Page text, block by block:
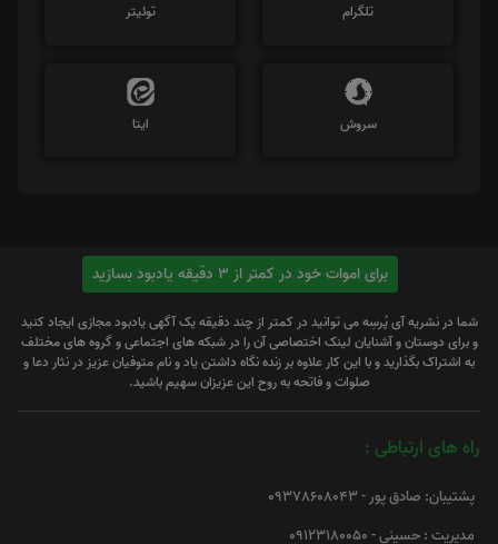
تلگرام توئیتر
سروش ایتا
برای اموات خود در کمتر از 3 دقیقه یادبود بسازید
شما در نشریه آی پُرسِه می توانید در کمتر از چند دقیقه یک آگهی یادبود مجازی ایجاد کنید
و برای دوستان و آشنایان لینک اختصاصی آن را در شبکه های اجتماعی و گروه های مختلف
به اشتراک بگذارید و با این کار علاوه بر زنده نگاه داشتن یاد و نام متوفیان عزیز در نثار دعا و
صلوات و فاتحه به روح این عزیزان سهیم باشید.
راه های ارتباطی :
پشتیبان: صادق پور - 09378608043
مدیریت : حسینی - 09123180050